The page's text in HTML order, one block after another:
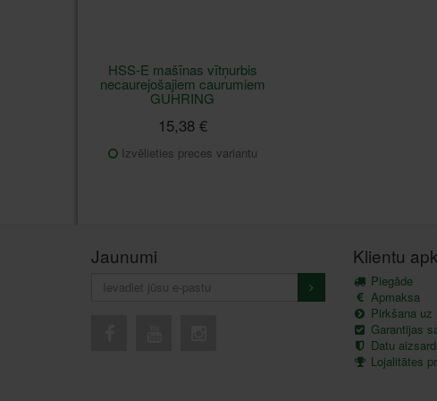
HSS-E mašīnas vītņurbis
necaurejošajiem caurumiem
GUHRING
15,38 €
Izvēlieties preces variantu
Jaunumi Klientu
Piegāde
Apmaksa
Pirkšana uz
Garantijas
Datu
Lojalitātes